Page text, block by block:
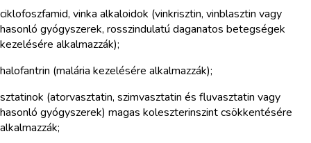
ciklofoszfamid, vinka alkaloidok (vinkrisztin, vinblasztin vagy
hasonló gyógyszerek, rosszindulatú daganatos betegségek
kezelésére alkalmazzák);
halofantrin (malária kezelésére alkalmazzák);
sztatinok (atorvasztatin, szimvasztatin és fluvasztatin vagy
hasonló gyógyszerek) magas koleszterinszint csökkentésére
alkalmazzák;